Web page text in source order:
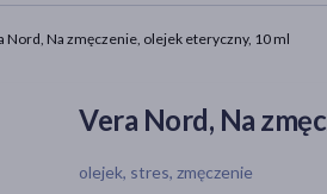
Nord, Na zmęczenie, olejek eteryczny, 10 ml
Vera Nord, Na
olejek, stres, zmęczenie